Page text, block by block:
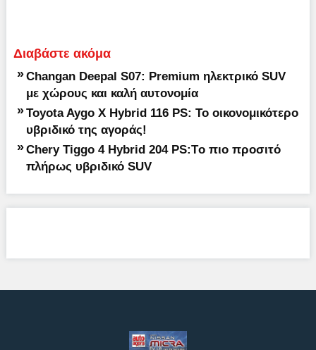
Διαβάστε ακόμα
» Changan Deepal S07: Premium ηλεκτρικό SUV
με χώρους και καλή αυτονομία
» Toyota Aygo X Hybrid 116 PS: Το οικονομικότερο
υβριδικό της αγοράς!
» Chery Tiggo 4 Hybrid 204 PS:Tο πιο προσιτό
πλήρως υβριδικό SUV